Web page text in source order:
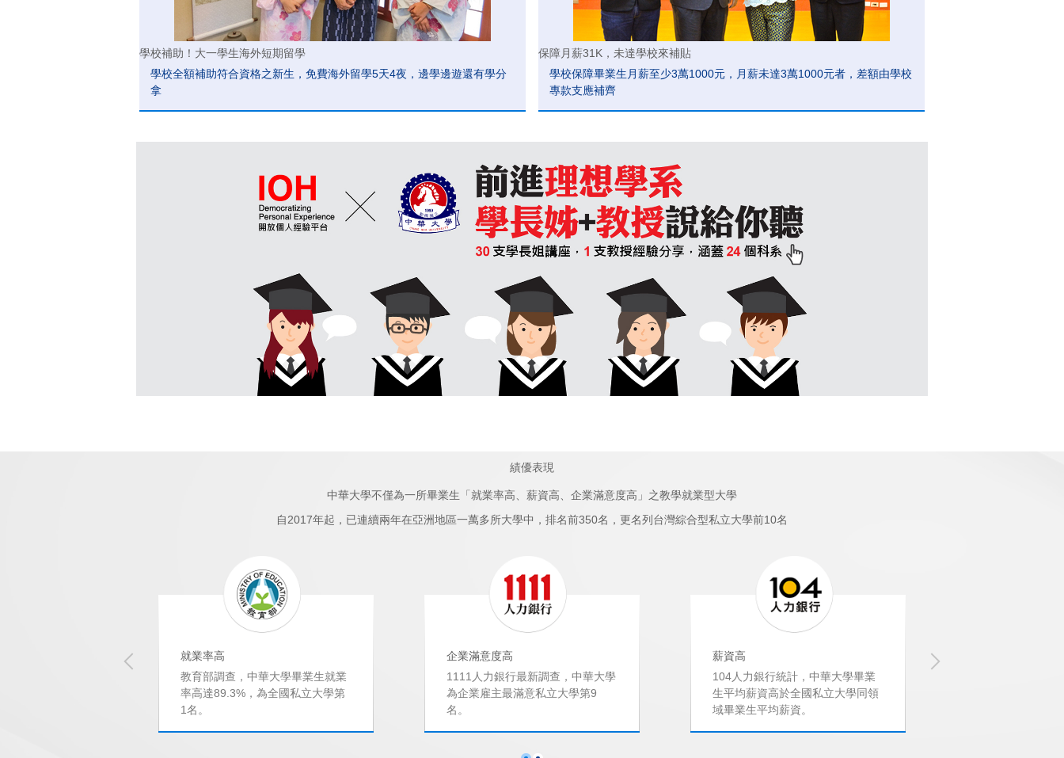
學校補助！大一學生海外短期留學
學校全額補助符合資格之新生，免費海外留學5天4夜，邊學邊遊還有學分
拿
保障月薪31K，未達學校來補貼
學校保障畢業生月薪至少3萬1000元，月薪未達3萬1000元者，差額由學校
專款支應補齊
績優表現
中華大學不僅為一所畢業生「就業率高、薪資高、企業滿意度高」之教學就業型大學
自2017年起，已連續兩年在亞洲地區一萬多所大學中，排名前350名，更名列台灣綜合型私立大學前10名
就業率高
教育部調查，中華大學畢業生就業
率高達89.3%，為全國私立大學第
1名。
企業滿意度高
1111人力銀行最新調查，中華大學
為企業雇主最滿意私立大學第9
名。
薪資高
104人力銀行統計，中華大學畢業
生平均薪資高於全國私立大學同領
域畢業生平均薪資。